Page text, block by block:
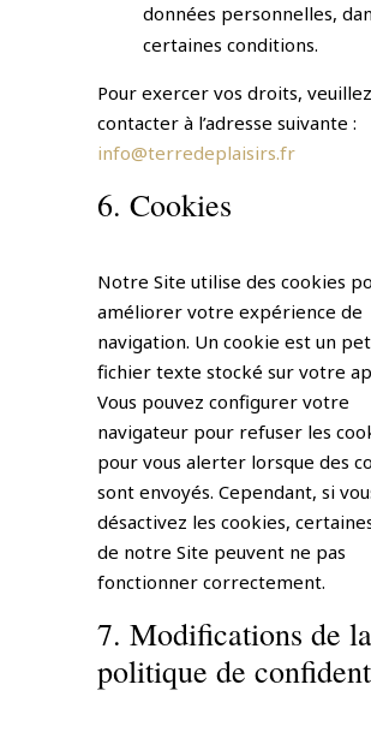
données personnelles,
certaines conditions.
Pour exercer vos droits,
contacter à l’adresse suivante :
info@terredeplaisirs.fr
6. Cookies
Notre Site utilise des cookies
améliorer votre expérience de
navigation. Un cookie est un
fichier texte stocké sur votre
Vous pouvez configurer votre
navigateur pour refuser les
pour vous alerter lorsque des
sont envoyés. Cependant, si
désactivez les cookies,
de notre Site peuvent ne pas
fonctionner correctement.
7. Modifications de la
politique de